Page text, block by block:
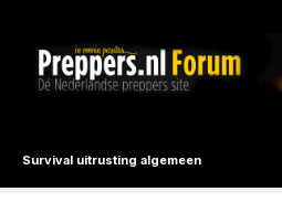
Survival uitrusting algemeen